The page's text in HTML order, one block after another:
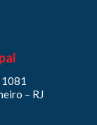
1081
– RJ